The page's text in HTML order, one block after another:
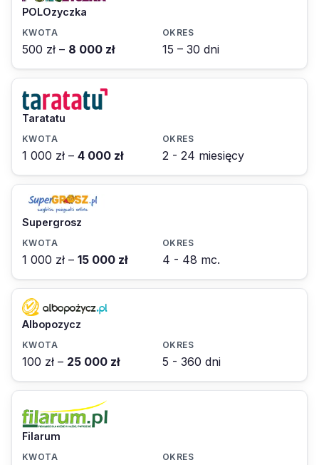
POLOzyczka
500 zł – 8 000 zł 15 – 30 dni
Taratatu
1 000 zł – 4 000 zł 2 - 24 miesięcy
Supergrosz
1 000 zł – 15 000 zł 4 - 48 mc.
Albopozycz
100 zł – 25 000 zł 5 - 360 dni
Filarum